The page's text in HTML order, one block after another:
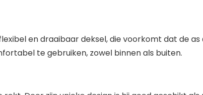
en draaibaar deksel, die voorkomt dat de
te gebruiken, zowel binnen als buiten.